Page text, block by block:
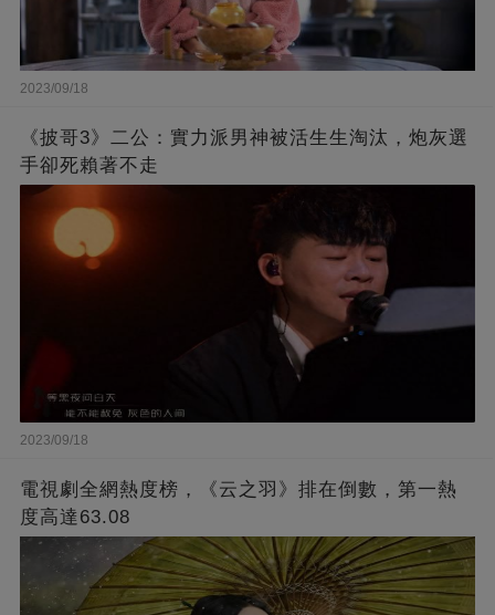
2023/09/18
《披哥3》二公：實力派男神被活生生淘汰，炮灰選
手卻死賴著不走
2023/09/18
電視劇全網熱度榜，《云之羽》排在倒數，第一熱
度高達63.08